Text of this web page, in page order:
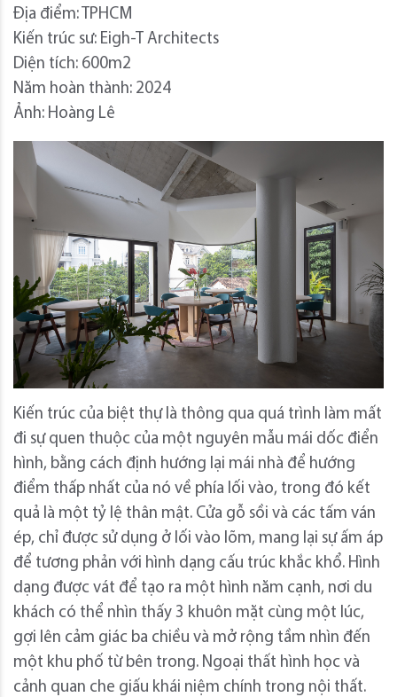
Địa điểm: TPHCM
Kiến trúc sư: Eigh-T Architects
Diện tích: 600m2
Năm hoàn thành: 2024
Ảnh: Hoàng Lê
Kiến trúc của biệt thự là thông qua quá trình làm mất
đi sự quen thuộc của một nguyên mẫu mái dốc điển
hình, bằng cách định hướng lại mái nhà để hướng
điểm thấp nhất của nó về phía lối vào, trong đó kết
quả là một tỷ lệ thân mật. Cửa gỗ sồi và các tấm ván
ép, chỉ được sử dụng ở lối vào lõm, mang lại sự ấm áp
để tương phản với hình dạng cấu trúc khắc khổ. Hình
dạng được vát để tạo ra một hình năm cạnh, nơi du
khách có thể nhìn thấy 3 khuôn mặt cùng một lúc,
gợi lên cảm giác ba chiều và mở rộng tầm nhìn đến
một khu phố từ bên trong. Ngoại thất hình học và
cảnh quan che giấu khái niệm chính trong nội thất.